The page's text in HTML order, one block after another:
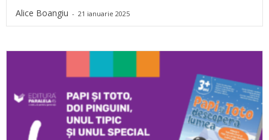
Alice Boangiu - 21 ianuarie 2025